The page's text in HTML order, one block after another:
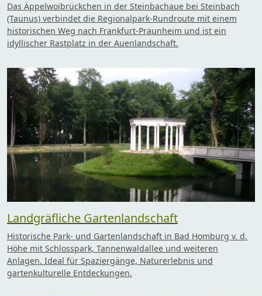
Das Äppelwoibrückchen in der Steinbachaue bei Steinbach
(Taunus) verbindet die Regionalpark-Rundroute mit einem
historischen Weg nach Frankfurt-Praunheim und ist ein
idyllischer Rastplatz in der Auenlandschaft.
Landgräfliche Gartenlandschaft
Historische Park- und Gartenlandschaft in Bad Homburg v. d.
Höhe mit Schlosspark, Tannenwaldallee und weiteren
Anlagen. Ideal für Spaziergänge, Naturerlebnis und
gartenkulturelle Entdeckungen.